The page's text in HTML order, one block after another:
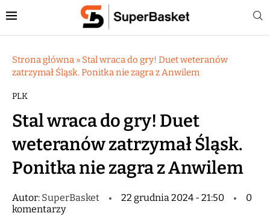
Strona główna » Stal wraca do gry! Duet weteranów
zatrzymał Śląsk. Ponitka nie zagra z Anwilem
PLK
Stal wraca do gry! Duet
weteranów zatrzymał Śląsk.
Ponitka nie zagra z Anwilem
Autor: SuperBasket 22 grudnia 2024 - 21:50
0
komentarzy